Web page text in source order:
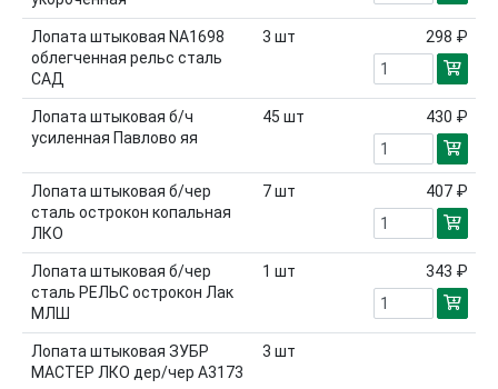
Лопата штыковая NA1698
облегченная рельс сталь
САД
3 шт 298 ₽
Лопата штыковая б/ч
усиленная Павлово яя
45 шт 430 ₽
Лопата штыковая б/чер
сталь острокон копальная
ЛКО
7шт 407 ₽
Лопата штыковая б/чер
сталь РЕЛЬС острокон Лак
МЛШ
1 шт 343 ₽
Лопата штыковая ЗУБР
МАСТЕР ЛКО дер/чер А3173
3 шт